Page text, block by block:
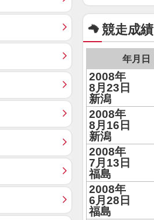
競走成績
年月日
2008年
8月23日
新潟
2008年
8月16日
新潟
2008年
7月13日
福島
2008年
6月28日
福島